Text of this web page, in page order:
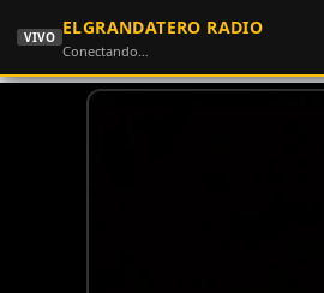
VIVO ELGRANDATERO RADIO
Conectando…